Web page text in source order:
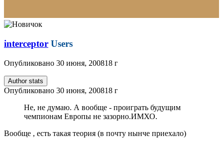
interceptor Users
Опубликовано 30 июня, 200818 г
Author stats
Опубликовано 30 июня, 200818 г
Не, не думаю. А вообще - проиграть будущим
чемпионам Европы не зазорно.ИМХО.
Вообще , есть такая теория (в почту нынче приехало)